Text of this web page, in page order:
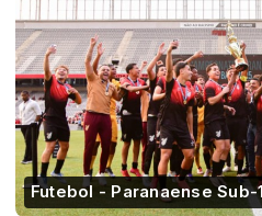
Futebol - Paranaense Sub-